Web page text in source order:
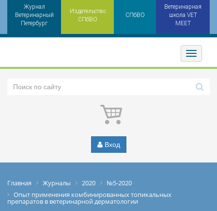
Журнал
Ветеринарный
Петербург
Издательство
СПбВО
СПбВО
Ветеринарная
школа VET
MEET
Toggler
Вход
Главная Журналы 2020
№5-2020
Опыт применения комбинированных топикальных
препаратов в ветеринарной дерматологии